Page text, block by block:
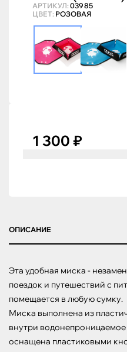
АРТИКУЛ: 03985
ЦВЕТ: РОЗОВАЯ
1 300 ₽
ОПИСАНИЕ
Эта удобная миска -
поездок и путешествий с
помещается в любую сумку.
Миска выполнена из
внутри
оснащена пластиковыми